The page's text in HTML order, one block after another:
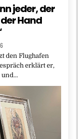
jeder, der
Hand
den Flughafen
erklärt er,
und…